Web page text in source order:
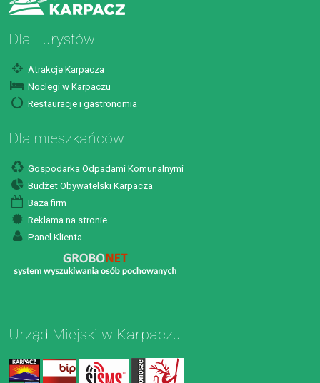
Dla Turystów
Atrakcje Karpacza
Noclegi w Karpaczu
Restauracje i gastronomia
Dla mieszkańców
Gospodarka Odpadami Komunalnymi
Budżet Obywatelski Karpacza
Baza firm
Reklama na stronie
Panel Klienta
Urząd Miejski w Karpaczu